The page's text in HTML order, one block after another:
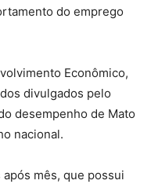
do emprego
Econômico,
divulgados pelo
desempenho de Mato
nacional.
mês, que possui